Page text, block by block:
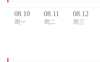
08.10
周一
08.11
周二
08.12
周三